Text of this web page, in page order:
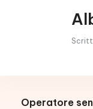
Operatore